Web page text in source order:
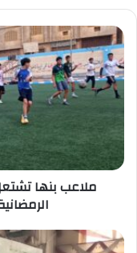
ملاعب
بنها
تشتعل
بالحماس..
انطلاق
صافرة
الدورة
الرمضانية
الثانية
ملاعب بنها
افتتاح